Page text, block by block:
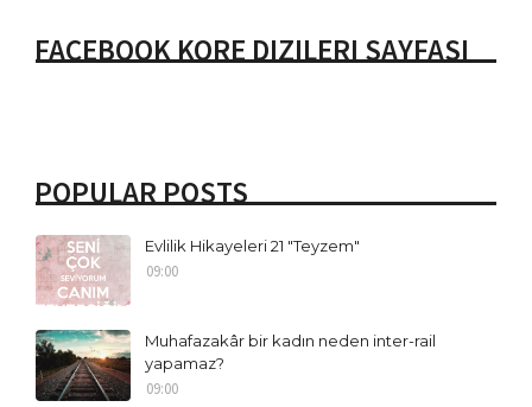
FACEBOOK KORE DIZILERI SAYFASI
POPULAR POSTS
Evlilik Hikayeleri 21 "Teyzem"
09:00
Muhafazakâr bir kadın neden inter-rail
yapamaz?
09:00